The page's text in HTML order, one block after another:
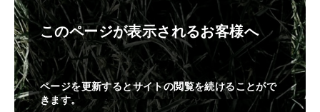
このページが表示されるお客様へ
ページを更新するとサイトの閲覧を続けることがで
きます。